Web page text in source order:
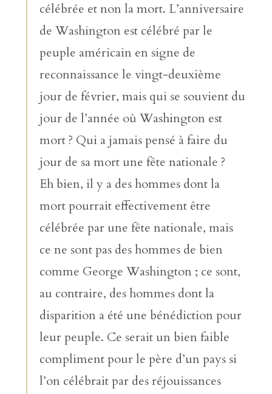
célébrée et non la mort. L’anniversaire
de Washington est célébré par le
peuple américain en signe de
reconnaissance le vingt-deuxième
jour de février, mais qui se souvient du
jour de l’année où Washington est
mort ? Qui a jamais pensé à faire du
jour de sa mort une fête nationale ?
Eh bien, il y a des hommes dont la
mort pourrait effectivement être
célébrée par une fête nationale, mais
ce ne sont pas des hommes de bien
comme George Washington ; ce sont,
au contraire, des hommes dont la
disparition a été une bénédiction pour
leur peuple. Ce serait un bien faible
compliment pour le père d’un pays si
l’on célébrait par des réjouissances